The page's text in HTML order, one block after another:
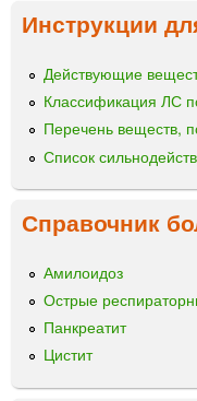
Инструкции
Действующие
Классификация ЛС
Перечень веществ,
Список
Справочник
Амилоидоз
Острые
Панкреатит
Цистит